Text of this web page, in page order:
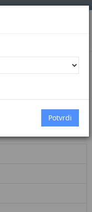
izdanje
PREMA PROGRAMU...